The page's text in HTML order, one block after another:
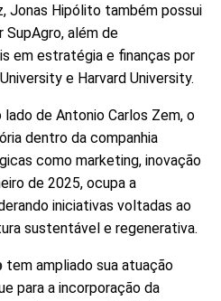
Jonas Hipólito também possui
além de
em estratégia e finanças por
e Harvard University.
lado de Antonio Carlos Zem, o
dentro da companhia
como marketing, inovação
de 2025, ocupa a
iniciativas voltadas ao
sustentável e regenerativa.
tem ampliado sua atuação
para a incorporação da